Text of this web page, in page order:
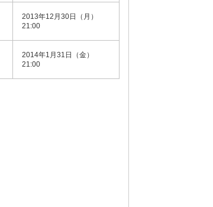
2013年12月30日（月）
21:00
2014年1月31日（金）
21:00